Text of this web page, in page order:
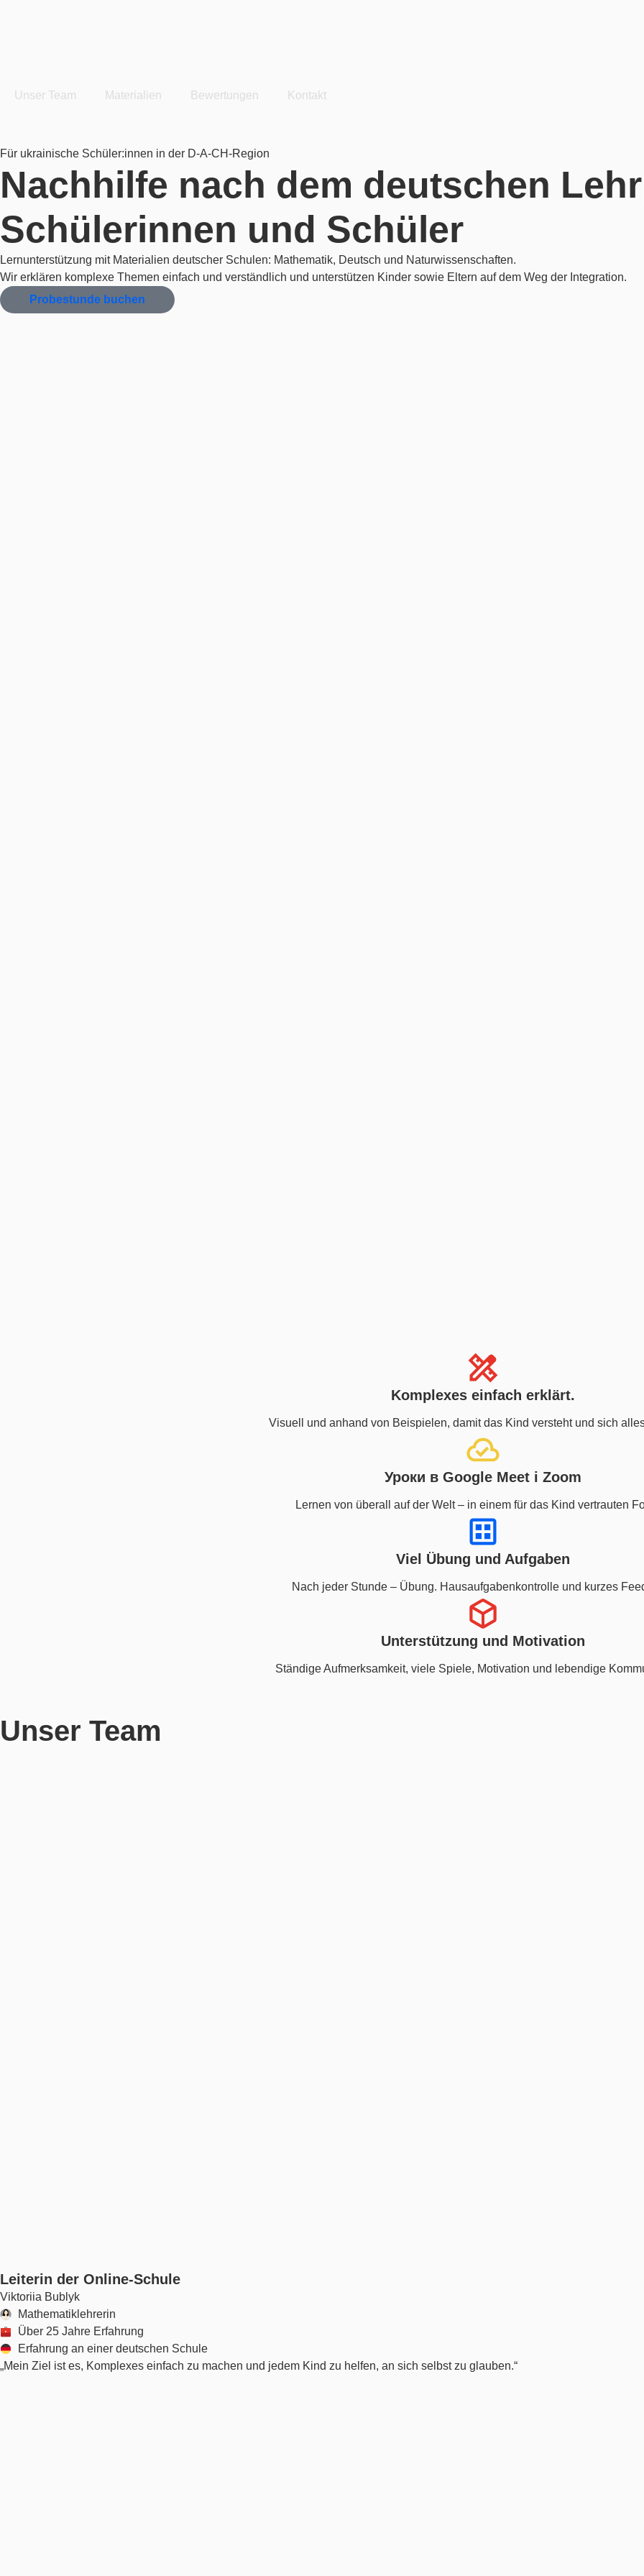
Unser Team Materialien Bewertungen Kontakt
Für ukrainische Schüler:innen in der D-A-CH-Region
Nachhilfe nach dem deutschen
Schülerinnen und Schüler
Lernunterstützung mit Materialien deutscher Schulen: Mathematik, Deutsch und Naturwissenschaften.
Wir erklären komplexe Themen einfach und verständlich und unterstützen Kinder sowie Eltern auf dem Weg der Integration.
Probestunde buchen
Komplexes einfach erklärt.
Visuell und anhand von Beispielen, damit das Kind versteht und sich
Уроки в Google Meet і Zoom
Lernen von überall auf der Welt – in einem für das Kind vertrauten
Viel Übung und Aufgaben
Nach jeder Stunde – Übung. Hausaufgabenkontrolle und kurzes
Unterstützung und Motivation
Ständige Aufmerksamkeit, viele Spiele, Motivation und lebendige
Unser Team
Leiterin der Online-Schule
Viktoriia Bublyk
Mathematiklehrerin
Über 25 Jahre Erfahrung
Erfahrung an einer deutschen Schule
„Mein Ziel ist es, Komplexes einfach zu machen und jedem Kind zu helfen, an sich selbst zu glauben.“